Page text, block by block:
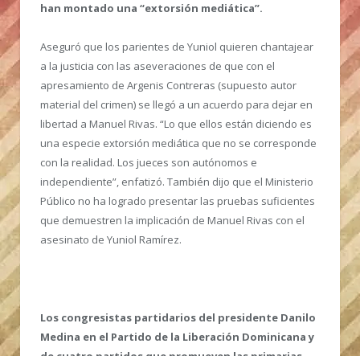
han montado una “extorsión mediática”.
Aseguró que los parientes de Yuniol quieren chantajear
a la justicia con las aseveraciones de que con el
apresamiento de Argenis Contreras (supuesto autor
material del crimen) se llegó a un acuerdo para dejar en
libertad a Manuel Rivas. “Lo que ellos están diciendo es
una especie extorsión mediática que no se corresponde
con la realidad. Los jueces son autónomos e
independiente”, enfatizó. También dijo que el Ministerio
Público no ha logrado presentar las pruebas suficientes
que demuestren la implicación de Manuel Rivas con el
asesinato de Yuniol Ramírez.
Los congresistas partidarios del presidente Danilo
Medina en el Partido de la Liberación Dominicana y